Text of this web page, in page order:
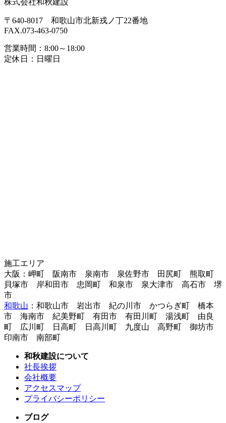
株式会社和秋建設
〒640-8017 和歌山市北新戎ノ丁22番地
FAX.073-463-0750
営業時間：8:00～18:00
定休日：日曜日
施工エリア
大阪：岬町 阪南市 泉南市 泉佐野市 田尻町 熊取町
貝塚市 岸和田市 忠岡町 和泉市 泉大津市 高石市 堺
市
和歌山 ：和歌山市 岩出市 紀の川市 かつらぎ町 橋本
市 海南市 紀美野町 有田市 有田川町 湯浅町 由良
町 広川町 日高町 日高川町 九度山 高野町 御坊市
印南市 南部町
和秋建設について
社長挨拶
会社概要
アクセスマップ
プライバシーポリシー
ブログ